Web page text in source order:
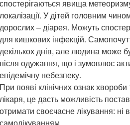
спостерігаються явища
локалізації. У дітей головним
дорослих – діарея. Можуть
для кишкових інфекцій.
декількох днів, але людина може
після одужання, що і зумовлює
епідемічну небезпеку.
При появі клінічних ознак
лікаря, це дасть можливість
отримати своєчасне лікування: ні
самолікуванням.